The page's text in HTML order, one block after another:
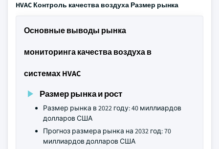
HVAC Контроль качества воздуха Размер рынка
Основные выводы рынка
мониторинга качества воздуха в
системах HVAC
Размер рынка и рост
Размер рынка в 2022 году: 40 миллиардов
долларов США
Прогноз размера рынка на 2032 год: 70
миллиардов долларов США